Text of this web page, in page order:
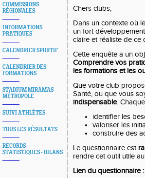
COMMISSIONS
RÉGIONALES
INFORMATIONS
PRATIQUES
CALENDRIER SPORTIF
CALENDRIER DES
FORMATIONS
STADIUM MIRAMAS
MÉTROPOLE
SUIVI ATHLÈTES
TOUS LES RÉSULTATS
RECORDS -
STATISTIQUES - BILANS
Chers clubs,
Dans un contexte où
un fort
claire et réaliste de ce
Cette enquête a un
Comprendre vos
les formations et les
Que votre club
Santé, ou que vous
indispensable.
identifier les
valoriser les
construire des
Le questionnaire est
rendre cet outil utile
Lien du questionnaire :